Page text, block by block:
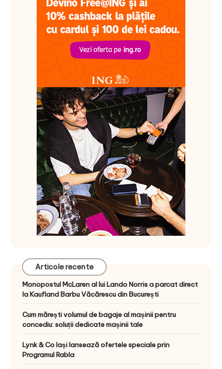
Articole recente
Monopostul McLaren al lui Lando Norris a parcat direct
la Kaufland Barbu Văcărescu din București
Cum mărești volumul de bagaje al mașinii pentru
concediu: soluții dedicate mașinii tale
Lynk & Co Iași lansează ofertele speciale prin
Programul Rabla